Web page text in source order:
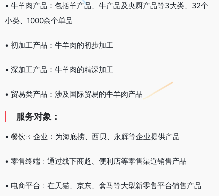
• 牛羊肉产品：包括羊产品、牛产品及央厨产品等3大类、32个
小类、1000余个单品
• 初加工产品：牛羊肉的初步加工
• 深加工产品：牛羊肉的精深加工
• 贸易类产品：涉及国际贸易的牛羊肉产品
服务对象：
• 餐饮 企业：为海底捞、西贝、永辉等企业提供产品
• 零售终端：通过线下商超、便利店等零售渠道销售产品
• 电商平台：在天猫、京东、盒马等大型新零售平台销售产品